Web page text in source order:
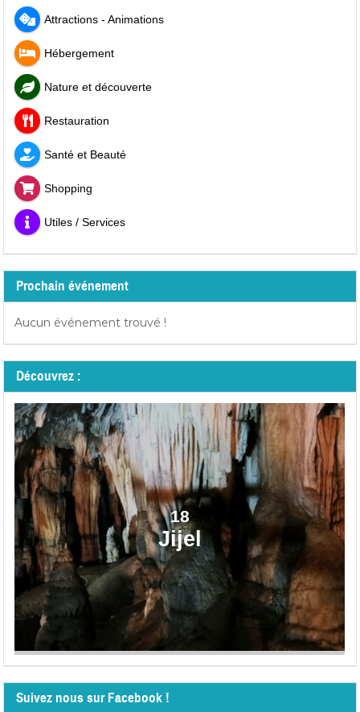
Attractions - Animations
Hébergement
Nature et découverte
Restauration
Santé et Beauté
Shopping
Utiles / Services
Prochain événement
Aucun événement trouvé !
Découvrez :
18
Jijel
Suivez nous sur Facebook !